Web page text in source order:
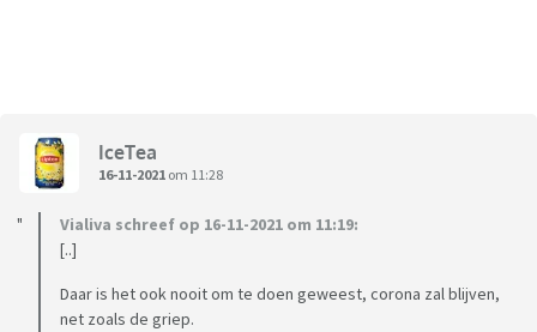
IceTea
16-11-2021 om 11:28
Vialiva schreef op 16-11-2021 om 11:19:
[..]
Daar is het ook nooit om te doen geweest, corona zal blijven,
net zoals de griep.